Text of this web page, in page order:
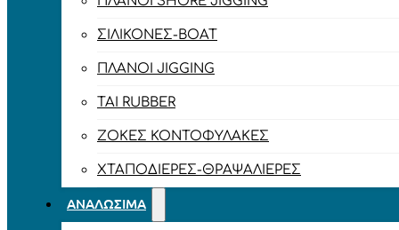
ΣΙΛΙΚΌΝΕΣ-BOAT
ΠΛΆΝΟΙ JIGGING
TAI RUBBER
ΖΌΚΕΣ ΚΟΝΤΟΦΎΛΑΚΕΣ
ΧΤΑΠΟΔΙΈΡΕΣ-ΘΡΑΨΑΛΙΈΡΕΣ
ΑΝΑΛΏΣΙΜΑ